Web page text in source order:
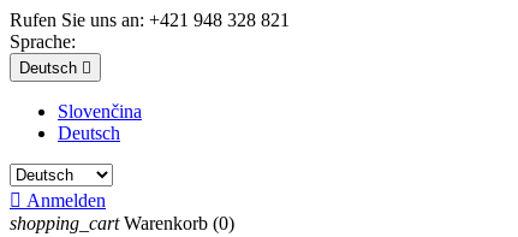
Rufen Sie uns an: +421 948 328 821
Sprache:
Deutsch 
Slovenčina
Deutsch
 Anmelden
shopping_cart Warenkorb (0)